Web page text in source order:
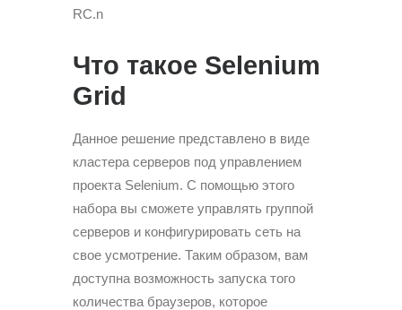
RC.n
Что такое Selenium
Grid
Данное решение представлено в виде
кластера серверов под управлением
проекта Selenium. С помощью этого
набора вы сможете управлять группой
серверов и конфигурировать сеть на
свое усмотрение. Таким образом, вам
доступна возможность запуска того
количества браузеров, которое